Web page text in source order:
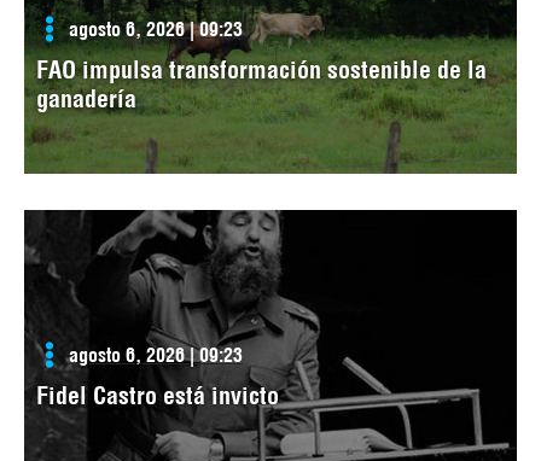
agosto 6, 2026 | 09:23
FAO impulsa transformación sostenible de la
ganadería
agosto 6, 2026 | 09:23
Fidel Castro está invicto